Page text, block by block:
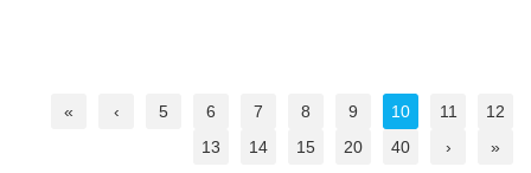
« ‹ 5 6 7 8 9 10 11
12
13
14 15 20 40 › »